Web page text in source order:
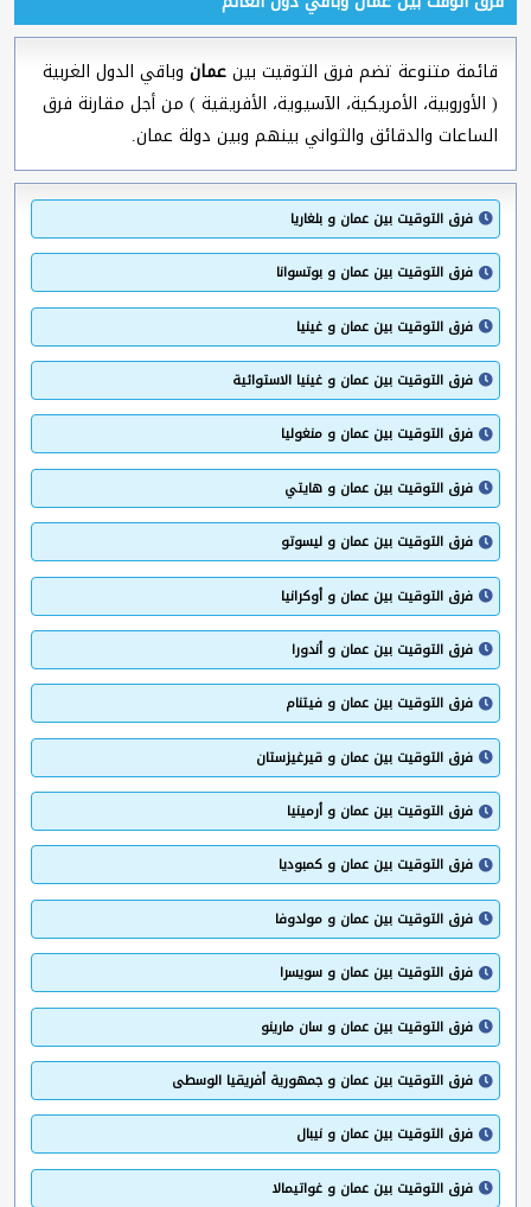
قائمة متنوعة تضم فرق التوقيت بينعمان وباقي الدول الغربية
( الأوروبية، الأمريكية، الآسيوية، الأفريقية ) من أجل مقارنة فرق
الساعات والدقائق والثواني بينهم وبين دولة عمان.
فرق التوقيت بين عمان و بلغاريا
فرق التوقيت بين عمان و بوتسوانا
فرق التوقيت بين عمان و غينيا
فرق التوقيت بين عمان و غينيا الاستوائية
فرق التوقيت بين عمان و منغوليا
فرق التوقيت بين عمان و هايتي
فرق التوقيت بين عمان و ليسوتو
فرق التوقيت بين عمان و أوكرانيا
فرق التوقيت بين عمان و أندورا
فرق التوقيت بين عمان و فيتنام
فرق التوقيت بين عمان و قيرغيزستان
فرق التوقيت بين عمان و أرمينيا
فرق التوقيت بين عمان و كمبوديا
فرق التوقيت بين عمان و مولدوفا
فرق التوقيت بين عمان و سويسرا
فرق التوقيت بين عمان و سان مارينو
فرق التوقيت بين عمان و جمهورية أفريقيا الوسطى
فرق التوقيت بين عمان و نيبال
فرق التوقيت بين عمان و غواتيمالا